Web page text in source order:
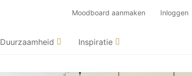
Moodboard aanmaken Inloggen
Duurzaamheid Inspiratie